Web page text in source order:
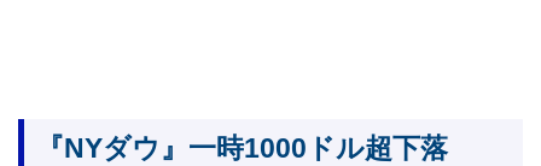
『NYダウ』一時1000ドル超下落